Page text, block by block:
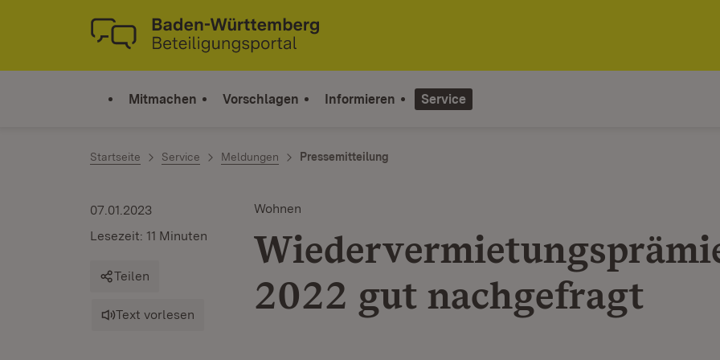
Zum Inhalt springen
Link zur Startseite
Mitmachen Vorschlagen Informieren Service
Startseite Service Meldungen Pressemitteilung
Wohnen
2022 gut nachgefragt
07.01.2023
Lesezeit: 11 Minuten
Teilen
Text vorlesen